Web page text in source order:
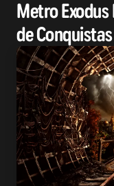
Metro Exodus
de Conquistas